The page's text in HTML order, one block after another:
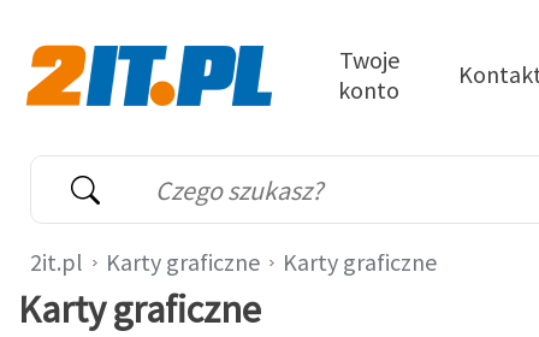
Wyszukiwarka
Słowo kluczowe
Twoje
konto
2it.pl Karty graficzne Karty graficzne
Karty graficzne